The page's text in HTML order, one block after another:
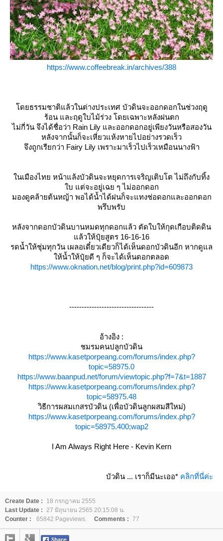
https://www.coffeebreak.in/archives/388
ดยธรรมชาติแล้วในต่างประเทศ บัวดินจะออกดอกในช่วงฤดู
ร้อน และฤดูใบไม้ร่วง โดยเฉพาะหลังฝนตก
ไม่กี่วัน จึงได้ชื่อว่า Rain Lily และออกดอกอยู่เพียงวันหรือสองวัน
หลังจากนั้นก็จะเหี่ยวแห้งหายไปอย่างรวดเร็ว
จึงถูกเรียกว่า Fairy Lily เพราะมาเร็วไปเร็วเหมือนนางฟ้า
นเมืองไทย หน้าแล้งบัวดินจะหยุดการเจริญเติบโต ไม่ถึงกับทิ้ง
บ แต่จะอยู่เฉย ๆ ไม่ออกดอก
มองดูคล้ายต้นหญ้า พอได้น้ำได้ฝนก็จะแทงช่อดอกและออกดอก
พรึบพรับ
หลังจากดอกบัวดินบานหมดทุกดอกแล้ว ตัดใบให้กุดเกือบติดดิน
ล้วให้ปุ๋ยสูตร 16-16-16
รดน้ำให้ชุ่มทุกวัน เผลอเดี๋ยวเดียวก็ได้เห็นดอกบัวดินอีก หากดูแล
ห้น้ำให้ปุ๋ยดี ๆ ก็จะได้เห็นดอกตลอด
https://www.oknation.net/blog/print.php?id=609873
----------------------------------
อ้างอิง :
ชมรมคนปลูกบัวดิน
https://www.kasetporpeang.com/forums/index.php?
topic=58975.0
https://www.baanpud.net/forum/viewtopic.php?f=7&t=1887
https://www.kasetporpeang.com/forums/index.php?
topic=58975.48
วิธีการผสมเกสรบัวดิน (เพื่อบัวดินลูกผสมสีใหม่)
https://www.kasetporpeang.com/forums/index.php?
topic=58975.400;wap2
I Am Always Right Here - Kevin Kern
บัวดิน ... เราก็มีนะเออ* คลิกที่นี่ค่ะ
Create Date :
18 กรกฎาคม 2555
Last Update : 27 มิถุนายน 2565 20:15:08 น.
Counter :
65842 Pageviews. Comments : 77